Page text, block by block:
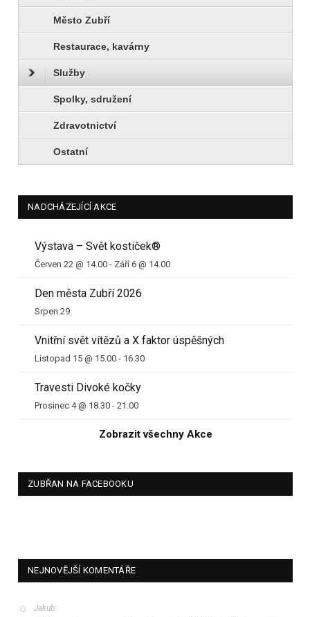
Město Zubří
Restaurace, kavárny
Služby
Spolky, sdružení
Zdravotnictví
Ostatní
NADCHÁZEJÍCÍ AKCE
Výstava – Svět kostiček®
Červen 22 @ 14.00 - Září 6 @ 14.00
Den města Zubří 2026
Srpen 29
Vnitřní svět vítězů a X faktor úspěšných
Listopad 15 @ 15.00 - 16.30
Travesti Divoké kočky
Prosinec 4 @ 18.30 - 21.00
Zobrazit všechny Akce
ZUBŘAN NA FACEBOOKU
NEJNOVĚJŠÍ KOMENTÁŘE
Jakub: